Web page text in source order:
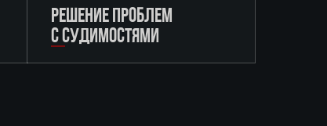
РЕШЕНИЕ ПРОБЛЕМ
С СУДИМОСТЯМИ